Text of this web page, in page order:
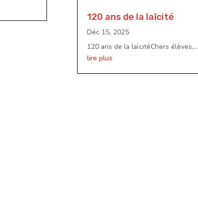
120 ans de la laïcité
Déc 15, 2025
120 ans de la laïcitéChers élèves,...
lire plus